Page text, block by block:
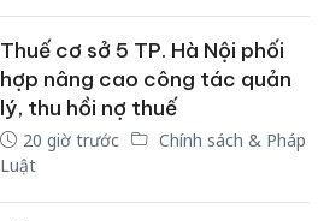
Thuế cơ sở 5 TP. Hà Nội phối
hợp nâng cao công tác quản
lý, thu hồi nợ thuế
20 giờ trước
Chính sách & Pháp
Luật